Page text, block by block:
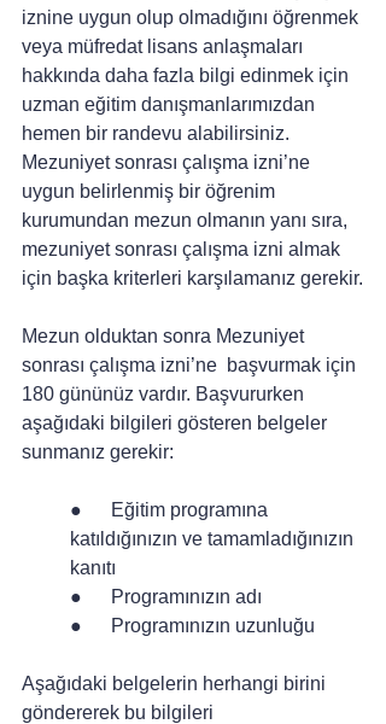
iznine uygun olup olmadığını öğrenmek
veya müfredat lisans anlaşmaları
hakkında daha fazla bilgi edinmek için
uzman eğitim danışmanlarımızdan
hemen bir randevu alabilirsiniz.
Mezuniyet sonrası çalışma izni’ne
uygun belirlenmiş bir öğrenim
kurumundan mezun olmanın yanı sıra,
mezuniyet sonrası çalışma izni almak
için başka kriterleri karşılamanız gerekir.
Mezun olduktan sonra Mezuniyet
sonrası çalışma izni’ne  başvurmak için
180 gününüz vardır. Başvururken
aşağıdaki bilgileri gösteren belgeler
sunmanız gerekir:
●      Eğitim programına
katıldığınızın ve tamamladığınızın
kanıtı
●      Programınızın adı
●      Programınızın uzunluğu
Aşağıdaki belgelerin herhangi birini
göndererek bu bilgileri